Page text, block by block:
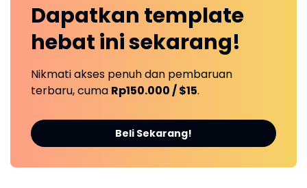
Dapatkan template
hebat inisekarang!
Nikmati akses penuh dan pembaruan
terbaru, cuma Rp150.000 / $15.
Beli Sekarang!